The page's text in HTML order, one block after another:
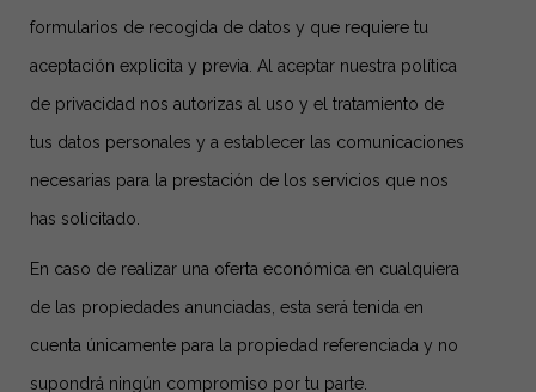
formularios de recogida de datos y que requiere tu
aceptación explicita y previa. Al aceptar nuestra política
de privacidad nos autorizas al uso y el tratamiento de
tus datos personales y a establecer las comunicaciones
necesarias para la prestación de los servicios que nos
has solicitado.
En caso de realizar una oferta económica en cualquiera
de las propiedades anunciadas, esta será tenida en
cuenta únicamente para la propiedad referenciada y no
supondrá ningún compromiso por tu parte.